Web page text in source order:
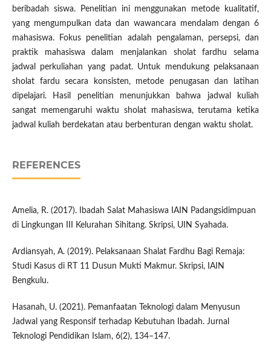
beribadah siswa. Penelitian ini menggunakan metode kualitatif,
yang mengumpulkan data dan wawancara mendalam dengan 6
mahasiswa. Fokus penelitian adalah pengalaman, persepsi, dan
praktik mahasiswa dalam menjalankan sholat fardhu selama
jadwal perkuliahan yang padat. Untuk mendukung pelaksanaan
sholat fardu secara konsisten, metode penugasan dan latihan
dipelajari. Hasil penelitian menunjukkan bahwa jadwal kuliah
sangat memengaruhi waktu sholat mahasiswa, terutama ketika
jadwal kuliah berdekatan atau berbenturan dengan waktu sholat.
REFERENCES
Amelia, R. (2017). Ibadah Salat Mahasiswa IAIN Padangsidimpuan
di Lingkungan III Kelurahan Sihitang. Skripsi, UIN Syahada.
Ardiansyah, A. (2019). Pelaksanaan Shalat Fardhu Bagi Remaja:
Studi Kasus di RT 11 Dusun Mukti Makmur. Skripsi, IAIN
Bengkulu.
Hasanah, U. (2021). Pemanfaatan Teknologi dalam Menyusun
Jadwal yang Responsif terhadap Kebutuhan Ibadah. Jurnal
Teknologi Pendidikan Islam, 6(2), 134–147.